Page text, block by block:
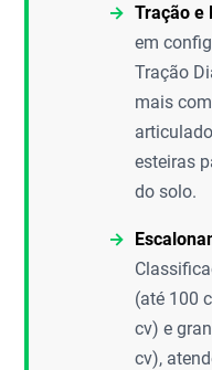
Tração e
em
Tração
mais
esteiras
do solo.
(até 100
cv) e
cv),